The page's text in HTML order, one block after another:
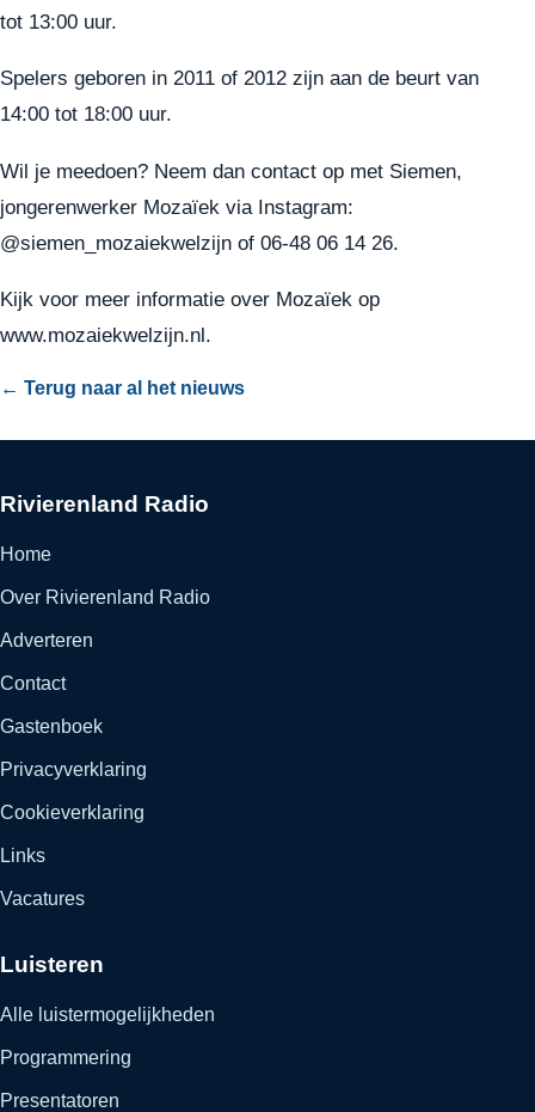
tot 13:00 uur.
Spelers geboren in 2011 of 2012 zijn aan de beurt van
14:00 tot 18:00 uur.
Wil je meedoen? Neem dan contact op met Siemen,
jongerenwerker Mozaïek via Instagram:
@siemen_mozaiekwelzijn of 06-48 06 14 26.
Kijk voor meer informatie over Mozaïek op
www.mozaiekwelzijn.nl.
← Terug naar al het nieuws
Rivierenland Radio
Home
Over Rivierenland Radio
Adverteren
Contact
Gastenboek
Privacyverklaring
Cookieverklaring
Links
Vacatures
Luisteren
Alle luistermogelijkheden
Programmering
Presentatoren